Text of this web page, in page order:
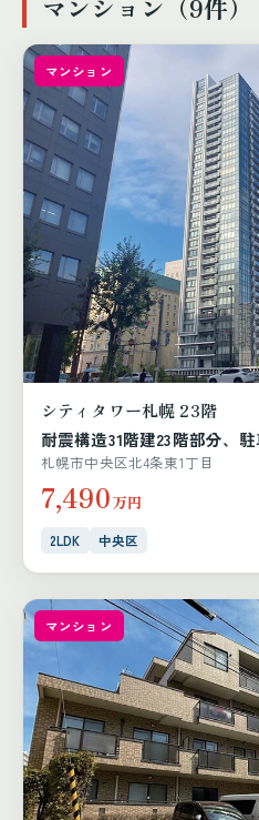
マンション
シティタワー札幌 23階
耐震構造31階建23階部分、
札幌市中央区北4条東1丁目
7,490万円
2LDK 中央区
マンション